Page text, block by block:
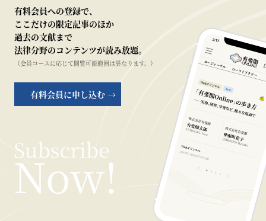
有料会員への登録で、
ここだけの限定記事のほか
過去の文献まで
法律分野のコンテンツが読み放題。
（会員コースに応じて閲覧可能範囲は異なります。）
有料会員に申し込む →